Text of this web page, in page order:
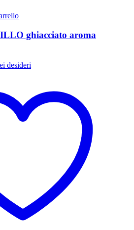
ghiacciato aroma
desideri